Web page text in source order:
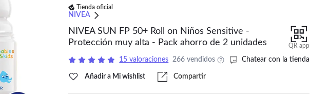
Tienda oficial
NIVEA
NIVEA SUN FP 50+ Roll on Niños Sensitive -
Protección muy alta - Pack ahorro de 2 unidades
QR app
15 valoraciones 266 vendidos Chatear con la tienda
Añadir a Mi wishlist Compartir